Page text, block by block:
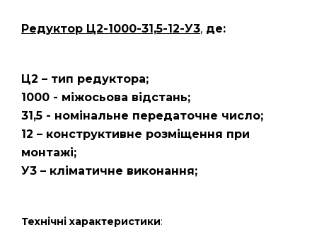
Редуктор Ц2-1000-31,5-12-У3, де:
Ц2 – тип редуктора;
1000 - міжосьова відстань;
31,5 - номінальне передаточне число;
12 – конструктивне розміщення при
монтажі;
У3 – кліматичне виконання;
Технічні характеристики: